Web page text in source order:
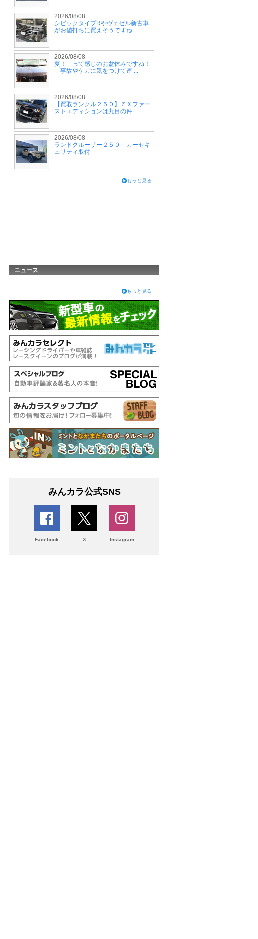
2026/08/08
シビックタイプRやヴェゼル新古車
がお値打ちに買えそうですね ...
2026/08/08
夏！ って感じのお盆休みですね！
事故やケガに気をつけて連 ...
2026/08/08
【買取ランクル２５０】ＺＸファー
ストエディションは丸目の件
2026/08/08
ランドクルーザー２５０ カーセキ
ュリティ取付
もっと見る
ニュース
もっと見る
みんカラ公式SNS
Facebook X Instagram